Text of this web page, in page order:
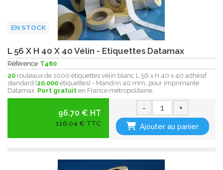
EN STOCK
L 56 X H 40 X 40 Vélin - Etiquettes Datamax
Référence T460
20 rouleaux de 1000 étiquettes vélin blanc L 56 x H 40 x 40 adhésif
standard (20.000 étiquettes) - Mandrin 40 mm, pour imprimante
Datamax. Port gratuit en France métropolitaine .
96.70 € HT
116,04 € TTC
- +
Ajouter au panier